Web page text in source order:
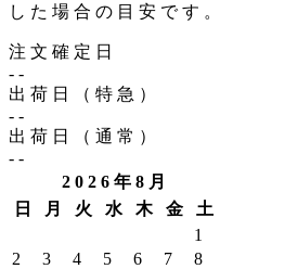
した場合の目安です。
注文確定日
--
出荷日（特急）
--
出荷日（通常）
--
2026年8月
日
月 火 水 木 金
土
1
2
3 4 5 6 7
8